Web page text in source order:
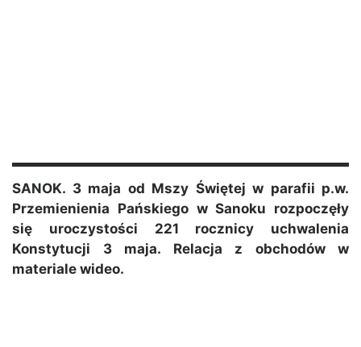
SANOK. 3 maja od Mszy Świętej w parafii p.w.
Przemienienia Pańskiego w Sanoku rozpoczęły
się uroczystości 221 rocznicy uchwalenia
Konstytucji 3 maja. Relacja z obchodów w
materiale wideo.